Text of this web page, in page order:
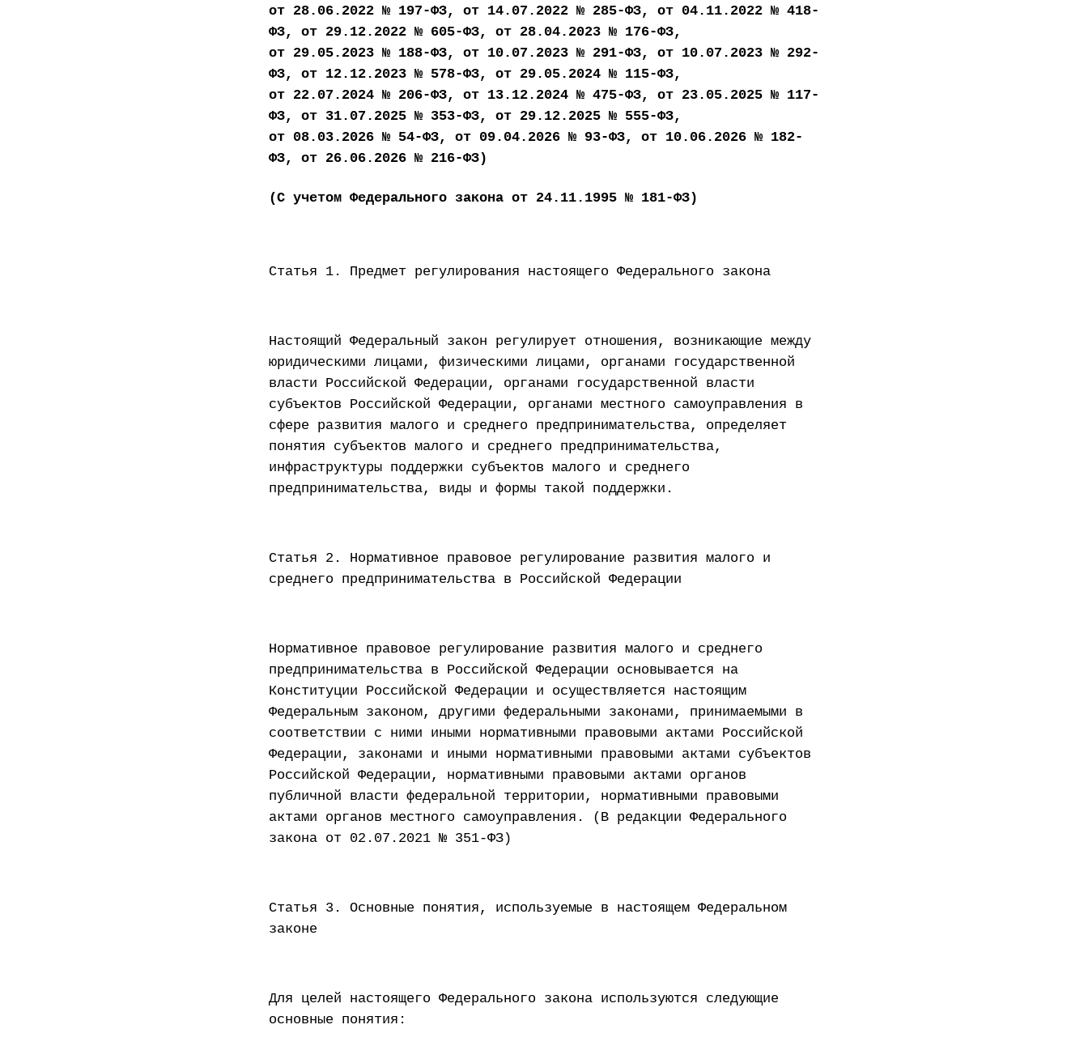
от 28.06.2022 № 197-ФЗ, от 14.07.2022 № 285-ФЗ, от 04.11.2022 № 418-
ФЗ, от 29.12.2022 № 605-ФЗ, от 28.04.2023 № 176-ФЗ,
от 29.05.2023 № 188-ФЗ, от 10.07.2023 № 291-ФЗ, от 10.07.2023 № 292-
ФЗ, от 12.12.2023 № 578-ФЗ, от 29.05.2024 № 115-ФЗ,
от 22.07.2024 № 206-ФЗ, от 13.12.2024 № 475-ФЗ, от 23.05.2025 № 117-
ФЗ, от 31.07.2025 № 353-ФЗ, от 29.12.2025 № 555-ФЗ,
от 08.03.2026 № 54-ФЗ, от 09.04.2026 № 93-ФЗ, от 10.06.2026 № 182-
ФЗ, от 26.06.2026 № 216-ФЗ)
(С учетом Федерального закона от 24.11.1995 № 181-ФЗ)
Статья 1. Предмет регулирования настоящего Федерального закона
Настоящий Федеральный закон регулирует отношения, возникающие между
юридическими лицами, физическими лицами, органами государственной
власти Российской Федерации, органами государственной власти
субъектов Российской Федерации, органами местного самоуправления в
сфере развития малого и среднего предпринимательства, определяет
понятия субъектов малого и среднего предпринимательства,
инфраструктуры поддержки субъектов малого и среднего
предпринимательства, виды и формы такой поддержки.
Статья 2. Нормативное правовое регулирование развития малого и
среднего предпринимательства в Российской Федерации
Нормативное правовое регулирование развития малого и среднего
предпринимательства в Российской Федерации основывается на
Конституции Российской Федерации и осуществляется настоящим
Федеральным законом, другими федеральными законами, принимаемыми в
соответствии с ними иными нормативными правовыми актами Российской
Федерации, законами и иными нормативными правовыми актами субъектов
Российской Федерации, нормативными правовыми актами органов
публичной власти федеральной территории, нормативными правовыми
актами органов местного самоуправления. (В редакции Федерального
закона от 02.07.2021 № 351-ФЗ)
Статья 3. Основные понятия, используемые в настоящем Федеральном
законе
Для целей настоящего Федерального закона используются следующие
основные понятия: